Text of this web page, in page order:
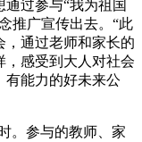
过参与“我为祖国
推广宣传出去。“此
，通过老师和家长的
，感受到大人对社会
有能力的好未来公
。参与的教师、家